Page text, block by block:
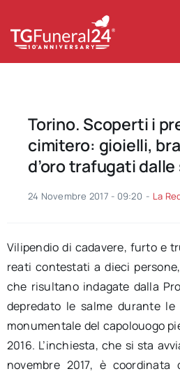
content
Torino. Scoperti i
cimitero: gioielli,
d’oro trafugati dalle
24 Novembre 2017 - 09:20 - La
Vilipendio di cadavere, furto e
reati contestati a dieci
che risultano indagate dalla
depredato le salme durante
monumentale del capolouogo
2016. L’inchiesta, che si sta
novembre 2017, è